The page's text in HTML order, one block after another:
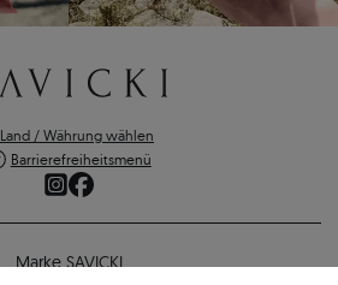
Land / Währung wählen
Barrierefreiheitsmenü
Marke SAVICKI